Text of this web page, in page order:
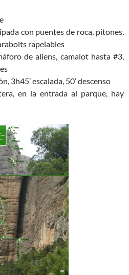
con puentes de roca, pitones,
rapelables
de aliens, camalot hasta #3,
3h45’ escalada, 50’ descenso
en la entrada al parque, hay